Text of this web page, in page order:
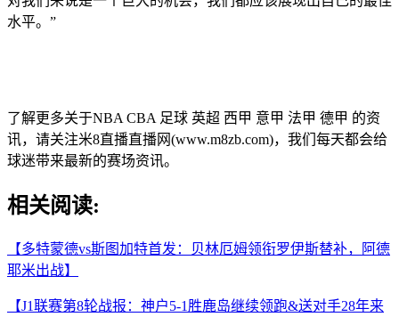
水平。”
了解更多关于NBA CBA 足球 英超 西甲 意甲 法甲 德甲 的资
讯，请关注米8直播直播网(www.m8zb.com)，我们每天都会给
球迷带来最新的赛场资讯。
相关阅读:
【多特蒙德vs斯图加特首发：贝林厄姆领衔罗伊斯替补，阿德
耶米出战】
【J1联赛第8轮战报：神户5-1胜鹿岛继续领跑&送对手28年来